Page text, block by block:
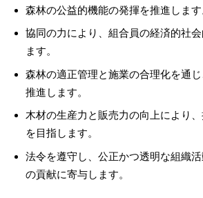
森林の公益的機能の発揮を推進します
協同の力により、組合員の経済的社
ます。
森林の適正管理と施業の合理化を通
推進します。
木材の生産力と販売力の向上により
を目指します。
法令を遵守し、公正かつ透明な組織
の貢献に寄与します。